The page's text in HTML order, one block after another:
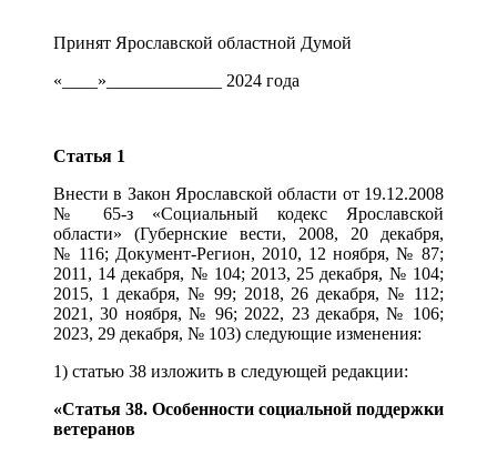
Принят Ярославской областной Думой
«____»_____________ 2024 года
Статья 1
Внести в Закон Ярославской области от 19.12.2008
№ 65-з «Социальный кодекс Ярославской
области» (Губернские вести, 2008, 20 декабря,
№ 116; Документ-Регион, 2010, 12 ноября, № 87;
2011, 14 декабря, № 104; 2013, 25 декабря, № 104;
2015, 1 декабря, № 99; 2018, 26 декабря, № 112;
2021, 30 ноября, № 96; 2022, 23 декабря, № 106;
2023, 29 декабря, № 103) следующие изменения:
1) статью 38 изложить в следующей редакции:
«Статья 38. Особенности социальной поддержки
ветеранов